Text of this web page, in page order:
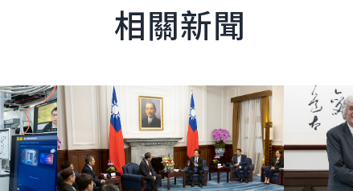
相關新聞
詳細內容 詳細內容